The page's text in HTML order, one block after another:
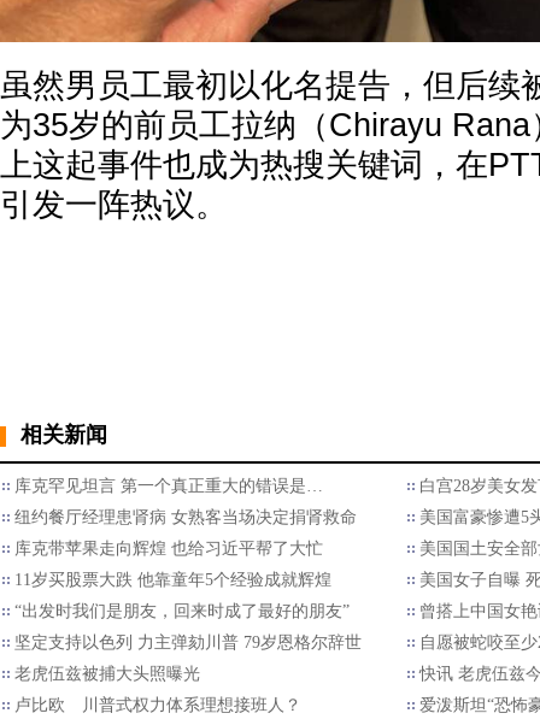
虽然男员工最初以化名提告，但后续
为35岁的前员工拉纳（Chirayu
上这起事件也成为热搜关键词，在
引发一阵热议。
相关新闻
库克罕见坦言 第一个真正重大的错误是…
白宫28岁美女
纽约餐厅经理患肾病 女熟客当场决定捐肾救命
美国富豪惨遭5
库克带苹果走向辉煌 也给习近平帮了大忙
美国国土安全
11岁买股票大跌 他靠童年5个经验成就辉煌
美国女子自曝
“出发时我们是朋友，回来时成了最好的朋友”
曾搭上中国女
坚定支持以色列 力主弹劾川普 79岁恩格尔辞世
自愿被蛇咬至少
老虎伍兹被捕大头照曝光
快讯 老虎伍兹
卢比欧 川普式权力体系理想接班人？
爱泼斯坦“恐怖